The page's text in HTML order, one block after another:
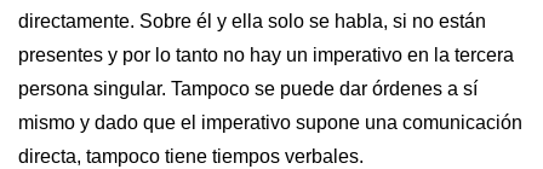
directamente. Sobre él y ella solo se habla, si no están
presentes y por lo tanto no hay un imperativo en la tercera
persona singular. Tampoco se puede dar órdenes a sí
mismo y dado que el imperativo supone una comunicación
directa, tampoco tiene tiempos verbales.